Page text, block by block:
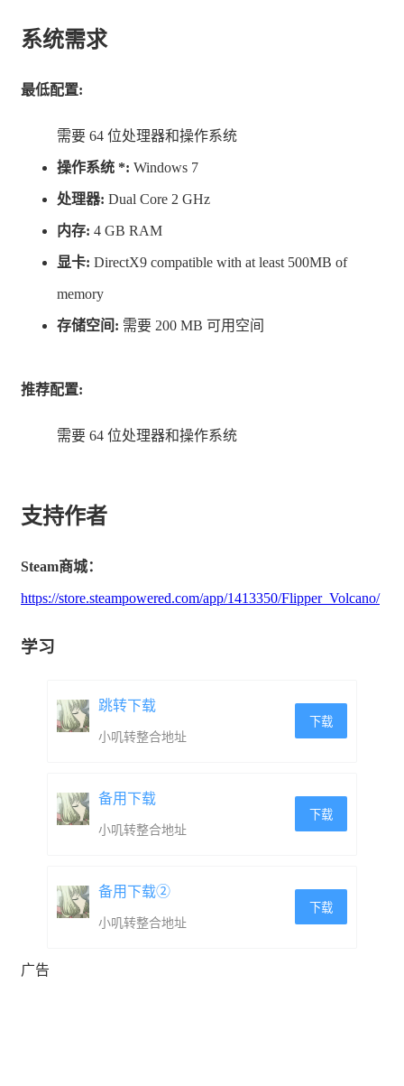
系统需求
最低配置:
需要 64 位处理器和操作系统
操作系统 *: Windows 7
处理器: Dual Core 2 GHz
内存: 4 GB RAM
显卡: DirectX9 compatible with at least 500MB of
memory
存储空间: 需要 200 MB 可用空间
推荐配置:
需要 64 位处理器和操作系统
支持作者
Steam商城：
https://store.steampowered.com/app/1413350/Flipper_Volcano/
学习
跳转下载
小叽转整合地址
下载
备用下载
小叽转整合地址
下载
备用下载②
小叽转整合地址
下载
广告